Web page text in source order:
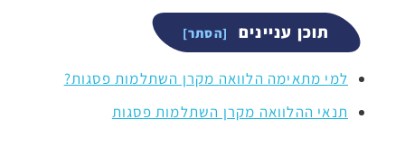
תוכן עניינים
למי מתאימה הלוואה מקרן השתלמות פסגות?
תנאי ההלוואה מקרן השתלמות פסגות